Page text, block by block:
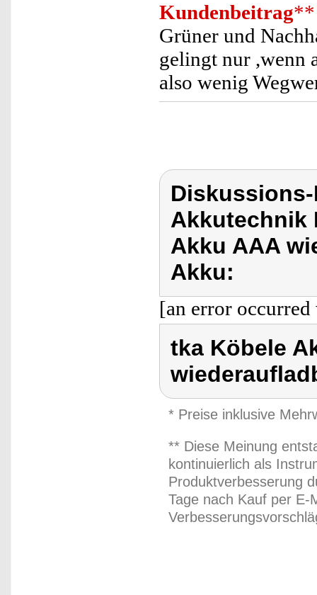
Kundenbeitrag**
Grüner und
gelingt nur ,wenn
also wenig
Akkutechnik
Akku AAA
Akku:
[an error
tka Köbele
* Preise inklusive
** Diese Meinung
kontinuierlich als
Produktverbesserung
Tage nach Kauf per E-